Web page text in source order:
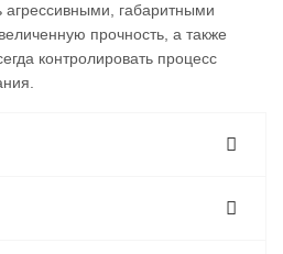
агрессивными, габаритными
прочность, а также
контролировать процесс